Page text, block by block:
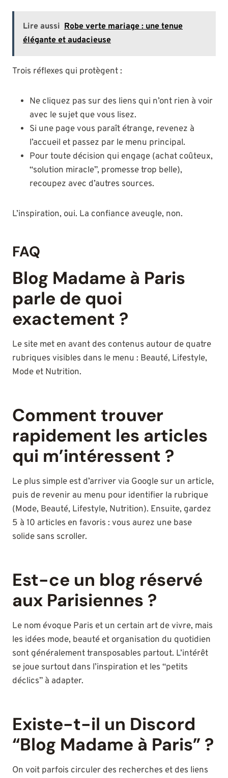
Lire aussi Robe verte mariage : une tenue
élégante et audacieuse
Trois réflexes qui protègent :
Ne cliquez pas sur des liens qui n’ont rien à voir
avec le sujet que vous lisez.
Si une page vous paraît étrange, revenez à
l’accueil et passez par le menu principal.
Pour toute décision qui engage (achat coûteux,
“solution miracle”, promesse trop belle),
recoupez avec d’autres sources.
L’inspiration, oui. La confiance aveugle, non.
FAQ
Blog Madame à Paris
parle de quoi
exactement ?
Le site met en avant des contenus autour de quatre
rubriques visibles dans le menu : Beauté, Lifestyle,
Mode et Nutrition.
Comment trouver
rapidement les articles
qui m’intéressent ?
Le plus simple est d’arriver via Google sur un article,
puis de revenir au menu pour identifier la rubrique
(Mode, Beauté, Lifestyle, Nutrition). Ensuite, gardez
5 à 10 articles en favoris : vous aurez une base
solide sans scroller.
Est-ce un blog réservé
aux Parisiennes ?
Le nom évoque Paris et un certain art de vivre, mais
les idées mode, beauté et organisation du quotidien
sont généralement transposables partout. L’intérêt
se joue surtout dans l’inspiration et les “petits
déclics” à adapter.
Existe-t-il un Discord
“Blog Madame à Paris” ?
On voit parfois circuler des recherches et des liens